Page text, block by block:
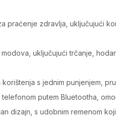
praćenje zdravlja, uključujući
uključujući trčanje,
s jednim punjenjem,
putem Bluetootha,
dizajn, s udobnim remenom